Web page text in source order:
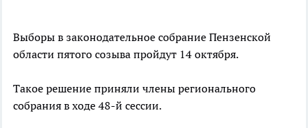
Выборы в законодательное собрание Пензенской
области пятого созыва пройдут 14 октября.
Такое решение приняли члены регионального
собрания в ходе 48-й сессии.